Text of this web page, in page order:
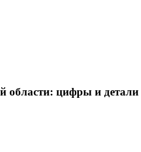
области: цифры и детали